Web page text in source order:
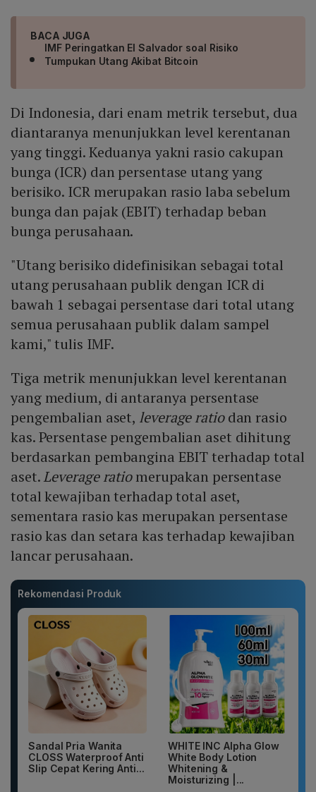
BACA JUGA
IMF Peringatkan El Salvador soal Risiko
Tumpukan Utang Akibat Bitcoin
Di Indonesia, dari enam metrik tersebut, dua
diantaranya menunjukkan level kerentanan
yang tinggi. Keduanya yakni rasio cakupan
bunga (ICR) dan persentase utang yang
berisiko. ICR merupakan rasio laba sebelum
bunga dan pajak (EBIT) terhadap beban
bunga perusahaan.
"Utang berisiko didefinisikan sebagai total
utang perusahaan publik dengan ICR di
bawah 1 sebagai persentase dari total utang
semua perusahaan publik dalam sampel
kami," tulis IMF.
Tiga metrik menunjukkan level kerentanan
yang medium, di antaranya persentase
pengembalian aset, leverage ratiodan rasio
kas. Persentase pengembalian aset dihitung
berdasarkan pembangina EBIT terhadap total
aset.Leverage ratiomerupakan persentase
total kewajiban terhadap total aset,
sementara rasio kas merupakan persentase
rasio kas dan setara kas terhadap kewajiban
lancar perusahaan.
Rekomendasi Produk
Sandal Pria Wanita
CLOSS Waterproof Anti
Slip Cepat Kering Anti...
WHITE INC Alpha Glow
White Body Lotion
Whitening &
Moisturizing |...